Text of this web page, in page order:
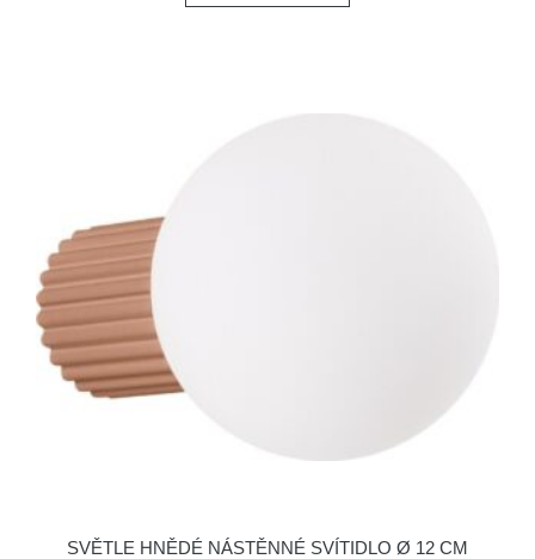
SVĚTLE HNĚDÉ NÁSTĚNNÉ SVÍTIDLO Ø 12 CM